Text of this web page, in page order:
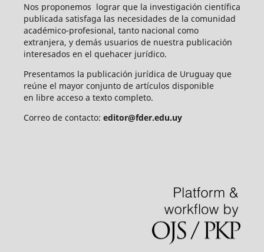
Nos proponemos lograr que la investigación científica
publicada satisfaga las necesidades de la comunidad
académico-profesional, tanto nacional como
extranjera, y demás usuarios de nuestra publicación
interesados en el quehacer jurídico.
Presentamos la publicación jurídica de Uruguay que
reúne el mayor conjunto de artículos disponible
en libre acceso a texto completo.
Correo de contacto: editor@fder.edu.uy